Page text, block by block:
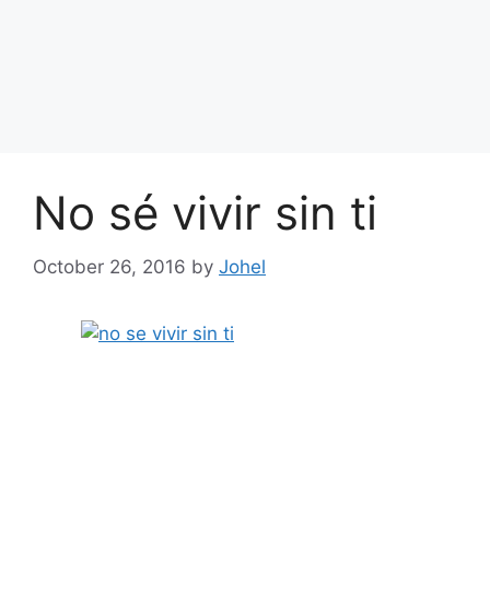
No sé vivir sin ti
October 26, 2016 by Johel